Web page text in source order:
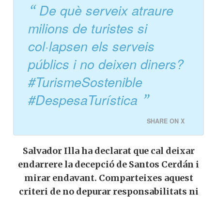
De què serveix atraure
milions de turistes si
col·lapsen els serveis
públics i no deixen diners?
#TurismeSostenible
#DespesaTurística
SHARE ON X
Salvador Illa ha declarat que cal deixar
endarrere la decepció de Santos Cerdán i
mirar endavant. Comparteixes aquest
criteri de no depurar responsabilitats ni